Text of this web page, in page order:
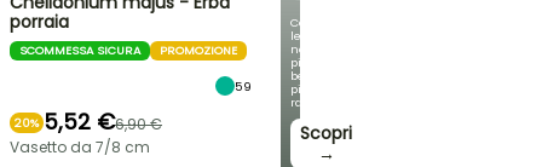
Con
le
nostre
più
belle
piante
rampicanti
Scopri
→
porraia
SCOMMESSA SICURA PROMOZIONE
59
20% 5,52 €6,90 €
Vasetto da 7/8 cm